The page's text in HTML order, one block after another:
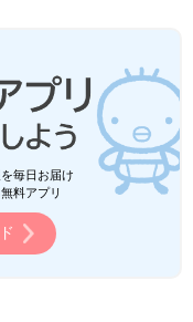
毎日お届け
料アプリ